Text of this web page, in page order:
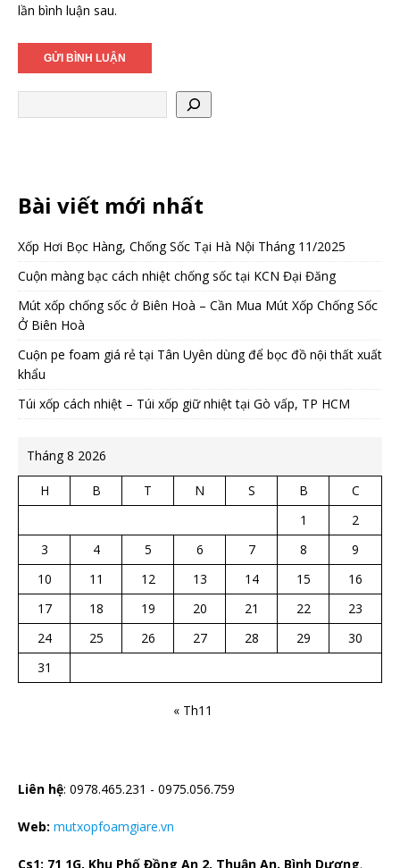
lần bình luận sau.
Bài viết mới nhất
Xốp Hơi Bọc Hàng, Chống Sốc Tại Hà Nội Tháng 11/2025
Cuộn màng bạc cách nhiệt chống sốc tại KCN Đại Đăng
Mút xốp chống sốc ở Biên Hoà – Cần Mua Mút Xốp Chống Sốc
Ở Biên Hoà
Cuộn pe foam giá rẻ tại Tân Uyên dùng để bọc đồ nội thất xuất
khẩu
Túi xốp cách nhiệt – Túi xốp giữ nhiệt tại Gò vấp, TP HCM
Tháng 8 2026
H B T N S B
C
1
2
3
4 5 6 7 8
9
10
11 12 13 14 15
16
17
18 19 20 21 22
23
24
25 26 27 28 29
30
31
« Th11
Liên hệ: 0978.465.231 - 0975.056.759
Web: mutxopfoamgiare.vn
Cs1: 71 1G, Khu Phố Đồng An 2, Thuận An, Bình Dương.